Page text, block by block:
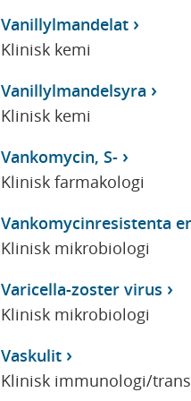
Vanillylmandelat
Klinisk kemi
Vanillylmandelsyra
Klinisk kemi
Vankomycin, S-
Klinisk farmakologi
Vankomycinresistenta
Klinisk mikrobiologi
Varicella-zoster virus
Klinisk mikrobiologi
Vaskulit
Klinisk immunologi/